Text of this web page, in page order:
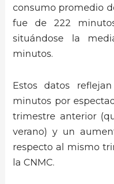
consumo promedio
fue de 222
situándose la
minutos.
Estos datos
minutos por
trimestre anterior
verano) y un
respecto al mismo
la CNMC.